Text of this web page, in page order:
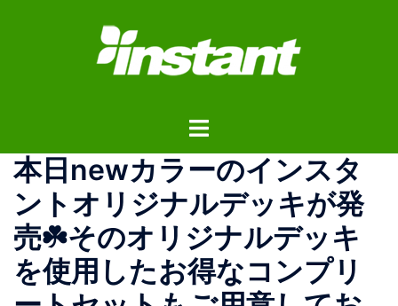
ス
ト
ル
メ
ニ
ュ
ー
本日newカラーのインスタ
ントオリジナルデッキが発
売☘️そのオリジナルデッキ
を使用したお得なコンプリ